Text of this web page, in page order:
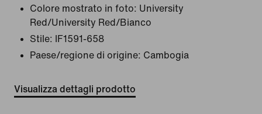
Colore mostrato in foto: University
Red/University Red/Bianco
Stile:
IF1591-658
Paese/regione di origine: Cambogia
Visualizza dettagli prodotto